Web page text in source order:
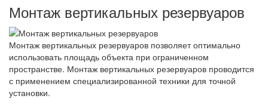
Монтаж вертикальных резервуаров
Монтаж вертикальных резервуаров позволяет оптимально
использовать площадь объекта при ограниченном
пространстве. Монтаж вертикальных резервуаров проводится
с применением специализированной техники для точной
установки.